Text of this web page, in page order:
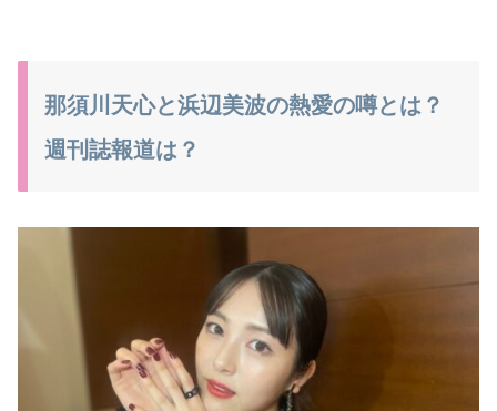
那須川天心と浜辺美波の熱愛の噂とは？
週刊誌報道は？